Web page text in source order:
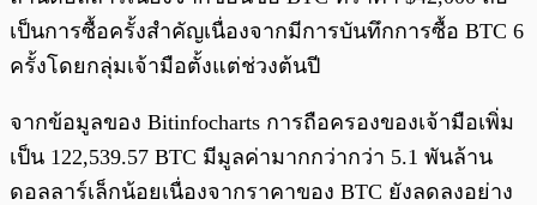
เป็นการซื้อครั้งสำคัญเนื่องจากมีการบันทึกการซื้อ BTC 6
ครั้งโดยกลุ่มเจ้ามือตั้งแต่ช่วงต้นปี
จากข้อมูลของ Bitinfocharts การถือครองของเจ้ามือเพิ่ม
เป็น 122,539.57 BTC มีมูลค่ามากกว่ากว่า 5.1 พันล้าน
ดอลลาร์เล็กน้อยเนื่องจากราคาของ BTC ยังลดลงอย่าง